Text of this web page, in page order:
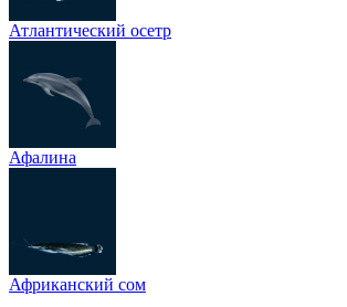
Атлантический осетр
Афалина
Африканский сом